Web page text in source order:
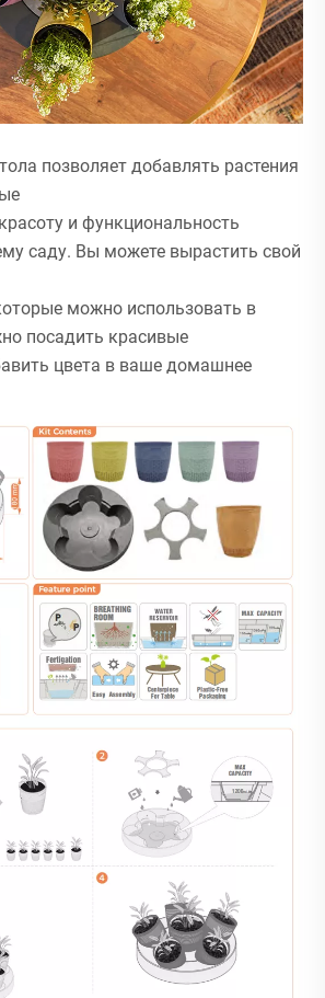
позволяет добавлять растения
и функциональность
саду. Вы можете вырастить свой
можно использовать в
посадить красивые
цвета в ваше домашнее